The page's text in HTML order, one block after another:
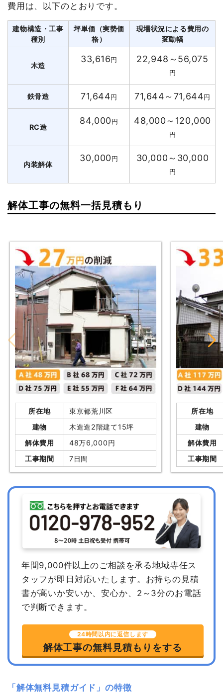
費用は、以下のとおりです。
建物構造・工事
種別
坪単価（実勢価
格）
現場状況による費用の
変動幅
木造
33,616円 22,948～56,075
円
鉄骨造 71,644円 71,644～71,644円
RC造
84,000円 48,000～120,000
円
内装解体
30,000円 30,000～30,000
円
解体工事の無料一括見積もり
所在地
東京都荒川区
建物
木造造2階建て15坪
解体費用
48万6,000円
工事期間
7日間
所在地
建物
解体費用
工事期間
年間9,000件以上のご相談を承る地域専任ス
タッフが即日対応いたします。 お持ちの見積
書が高いか安いか、安心か、2～3分のお電話
で判断できます。
24時間以内に返信します
解体工事の無料見積もりをする
「解体無料見積ガイド」の特徴